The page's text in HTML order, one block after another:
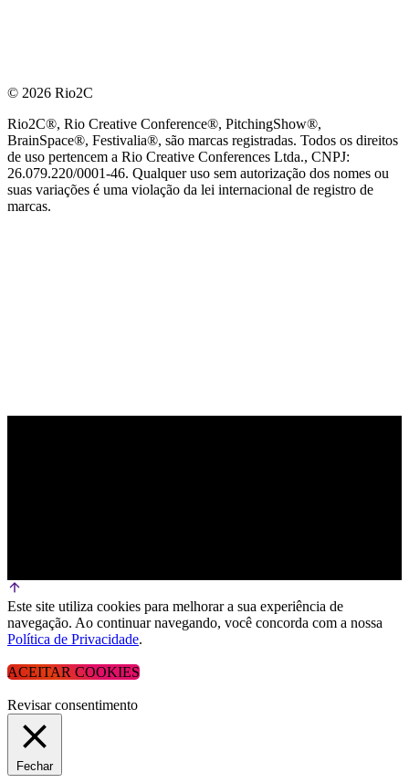
© 2026 Rio2C
Rio2C®, Rio Creative Conference®, PitchingShow®,
BrainSpace®, Festivalia®, são marcas registradas. Todos os direitos
de uso pertencem a Rio Creative Conferences Ltda., CNPJ:
26.079.220/0001-46. Qualquer uso sem autorização dos nomes ou
suas variações é uma violação da lei internacional de registro de
marcas.
Este site utiliza cookies para melhorar a sua experiência de
navegação. Ao continuar navegando, você concorda com a nossa
Política de Privacidade.
ACEITAR COOKIES
Revisar consentimento
Fechar